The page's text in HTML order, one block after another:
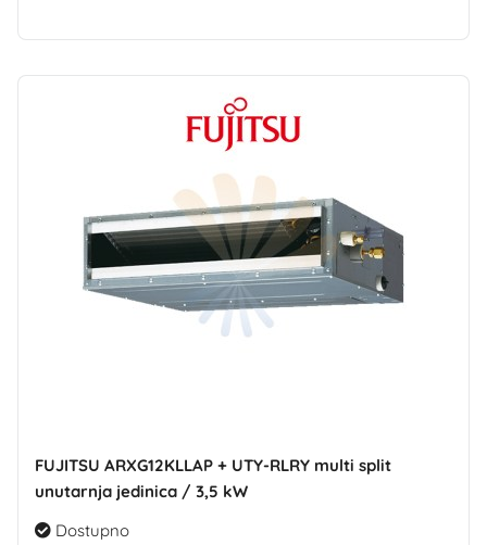
FUJITSU ARXG12KLLAP + UTY-RLRY multi split
unutarnja jedinica / 3,5 kW
Dostupno